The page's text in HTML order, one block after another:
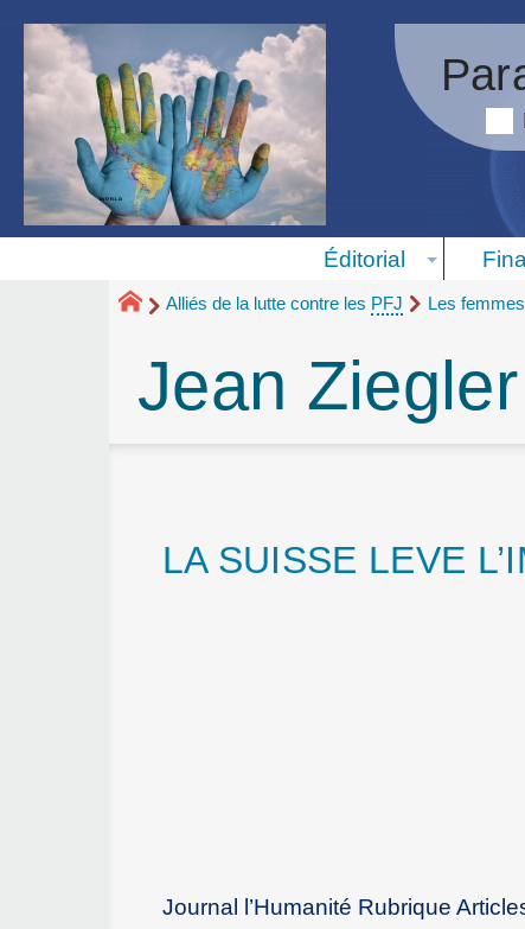
Éditorial
Alliés de la lutte contre les PFJ Les
Jean Ziegler
LA SUISSE LEVE
Journal l’Humanité Rubrique